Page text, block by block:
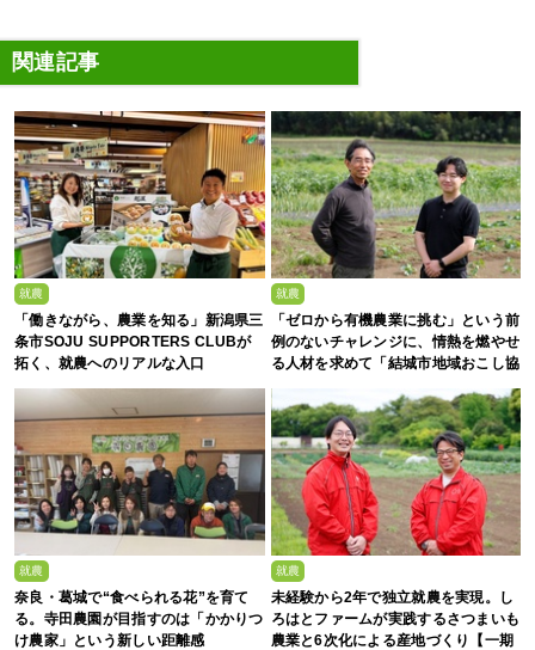
関連記事
就農
「働きながら、農業を知る」新潟県三
条市SOJU SUPPORTERS CLUBが
拓く、就農へのリアルな入口
就農
「ゼロから有機農業に挑む」という前
例のないチャレンジに、情熱を燃やせ
る人材を求めて「結城市地域おこし協
力隊募集」
就農
奈良・葛城で“食べられる花”を育て
る。寺田農園が目指すのは「かかりつ
け農家」という新しい距離感
就農
未経験から2年で独立就農を実現。し
ろはとファームが実践するさつまいも
農業と6次化による産地づくり【一期